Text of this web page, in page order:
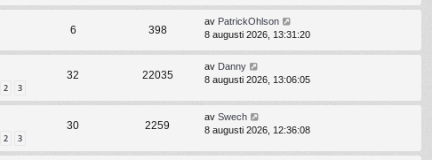
6 398
av PatrickOhlson
8 augusti 2026, 13:31:20
2 3
32 22035
av Danny
8 augusti 2026, 13:06:05
2 3
30 2259
av Swech
8 augusti 2026, 12:36:08